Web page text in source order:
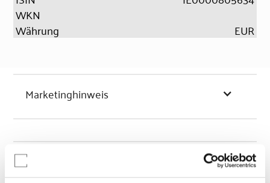
WKN
Währung
EUR
Marketinghinweis
Chancen & Risiken